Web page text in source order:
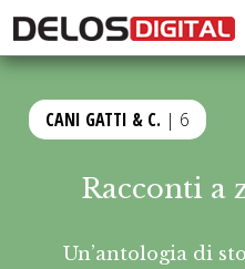
CANI GATTI & C. | 6
Racconti a
Un’antologia di